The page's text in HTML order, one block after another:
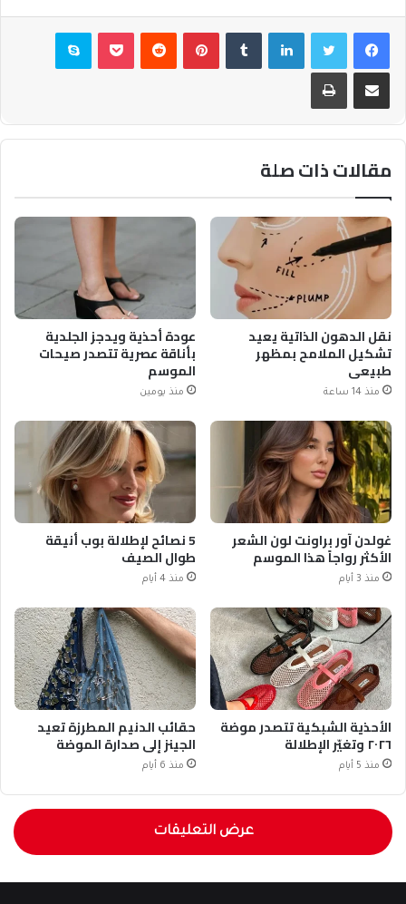
فيسبوكتويتر لينكدإن بينتيريست بوكيت سكايب
مشاركة عبر البريد طباعة
مقالات ذات صلة
نقل الدهون الذاتية يعيد
تشكيل الملامح بمظهر
طبيعي
منذ 14 ساعة
عودة أحذية ويدجز الجلدية
بأناقة عصرية تتصدر صيحات
الموسم
منذ يومين
غولدن آور براونت لون الشعر
الأكثر رواجاً هذا الموسم
منذ 3 أيام
5 نصائح لإطلالة بوب أنيقة
طوال الصيف
منذ 4 أيام
الأحذية الشبكية تتصدر موضة
٢٠٢٦ وتغيّر الإطلالة
منذ 5 أيام
حقائب الدنيم المطرزة تعيد
الجينز إلى صدارة الموضة
منذ 6 أيام
عرض التعليقات